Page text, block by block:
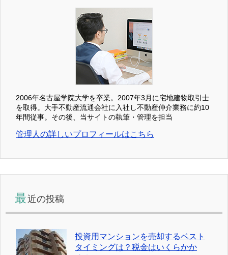
2006年名古屋学院大学を卒業。2007年3月に宅地建物取引士
を取得。大手不動産流通会社に入社し不動産仲介業務に約10
年間従事。その後、当サイトの執筆・管理を担当
管理人の詳しいプロフィールはこちら
最近の投稿
投資用マンションを売却するベスト
タイミングは？税金はいくらかか